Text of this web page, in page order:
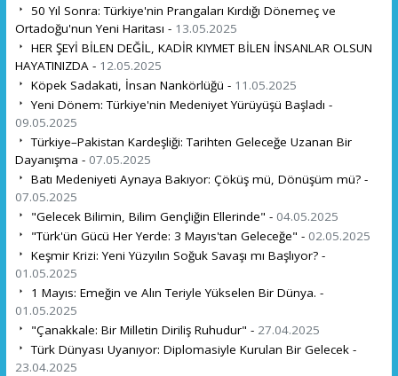
50 Yıl Sonra: Türkiye'nin Prangaları Kırdığı Dönemeç ve
Ortadoğu'nun Yeni Haritası - 13.05.2025
HER ŞEYİ BİLEN DEĞİL, KADİR KIYMET BİLEN İNSANLAR OLSUN
HAYATINIZDA - 12.05.2025
Köpek Sadakati, İnsan Nankörlüğü - 11.05.2025
Yeni Dönem: Türkiye'nin Medeniyet Yürüyüşü Başladı -
09.05.2025
Türkiye–Pakistan Kardeşliği: Tarihten Geleceğe Uzanan Bir
Dayanışma - 07.05.2025
Batı Medeniyeti Aynaya Bakıyor: Çöküş mü, Dönüşüm mü? -
07.05.2025
"Gelecek Bilimin, Bilim Gençliğin Ellerinde" - 04.05.2025
"Türk'ün Gücü Her Yerde: 3 Mayıs'tan Geleceğe" - 02.05.2025
Keşmir Krizi: Yeni Yüzyılın Soğuk Savaşı mı Başlıyor? -
01.05.2025
1 Mayıs: Emeğin ve Alın Teriyle Yükselen Bir Dünya. -
01.05.2025
"Çanakkale: Bir Milletin Diriliş Ruhudur" - 27.04.2025
Türk Dünyası Uyanıyor: Diplomasiyle Kurulan Bir Gelecek -
23.04.2025